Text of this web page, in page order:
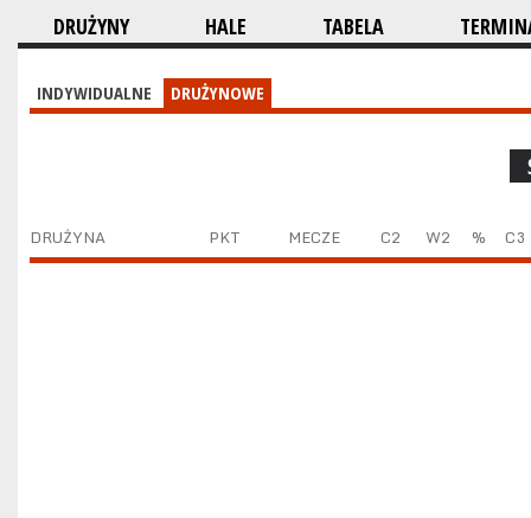
DRUŻYNY HALE TABELA
INDYWIDUALNE DRUŻYNOWE
DRUŻYNA PKT MECZE C2 W2 % C3